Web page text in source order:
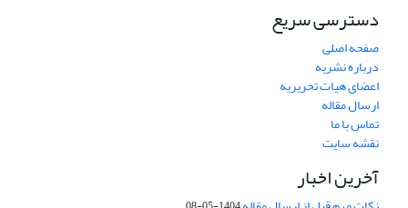
دسترسی سریع
صفحه اصلی
درباره نشریه
اعضای هیات تحریریه
ارسال مقاله
تماس با ما
نقشه سایت
آخرین اخبار